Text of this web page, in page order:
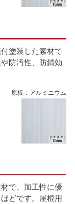
塗装した素材で
防汚性、防錆効
原板：アルミニウム
で、加工性に優
どです。屋根用